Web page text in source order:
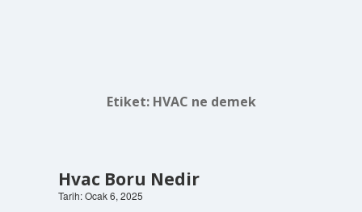
Etiket: HVAC ne demek
Hvac Boru Nedir
Tarih: Ocak 6, 2025